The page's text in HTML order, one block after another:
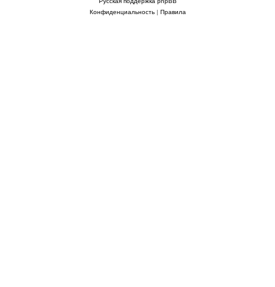
Конфиденциальность| Правила